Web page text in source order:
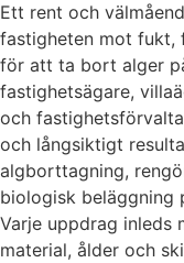
Ett rent och
fastigheten mot fukt,
för att ta bort alger
fastighetsägare,
och
och långsiktigt
algborttagning,
biologisk beläggning
Varje uppdrag inleds
material, ålder och